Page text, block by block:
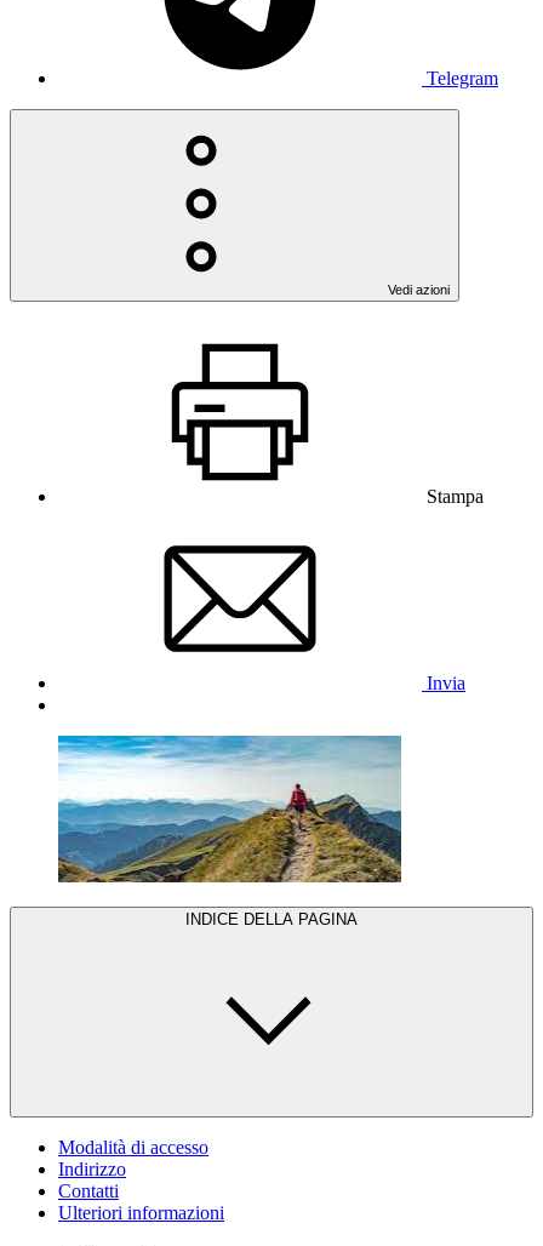
Telegram
Vedi azioni
Stampa
Invia
INDICE DELLA PAGINA
Modalità di accesso
Indirizzo
Contatti
Ulteriori informazioni